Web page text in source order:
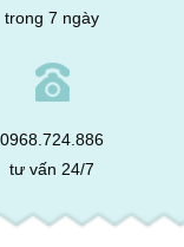
trong 7 ngày
0968.724.886
tư vấn 24/7